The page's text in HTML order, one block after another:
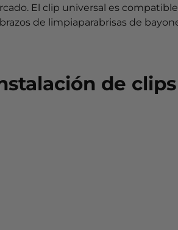
El clip universal es
de limpiaparabrisas de
de clips